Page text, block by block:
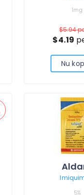
1mg
$5.94
$4.19
Nu
5%